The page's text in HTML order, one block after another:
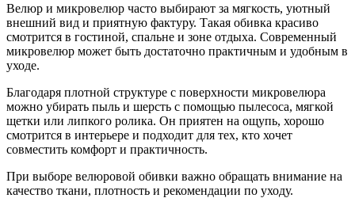
Велюр и микровелюр часто выбирают за мягкость, уютный
внешний вид и приятную фактуру. Такая обивка красиво
смотрится в гостиной, спальне и зоне отдыха. Современный
микровелюр может быть достаточно практичным и удобным в
уходе.
Благодаря плотной структуре с поверхности микровелюра
можно убирать пыль и шерсть с помощью пылесоса, мягкой
щетки или липкого ролика. Он приятен на ощупь, хорошо
смотрится в интерьере и подходит для тех, кто хочет
совместить комфорт и практичность.
При выборе велюровой обивки важно обращать внимание на
качество ткани, плотность и рекомендации по уходу.